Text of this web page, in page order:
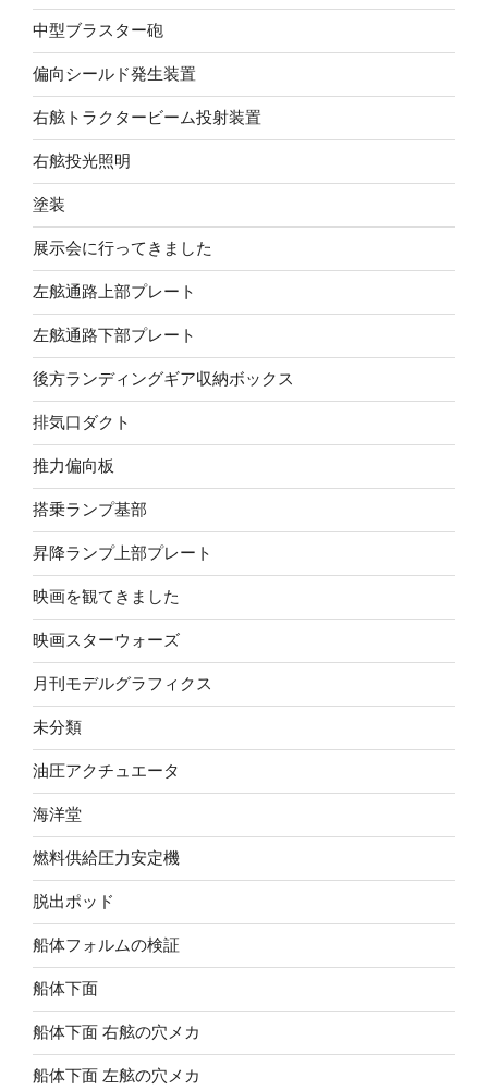
中型ブラスター砲
偏向シールド発生装置
右舷トラクタービーム投射装置
右舷投光照明
塗装
展示会に行ってきました
左舷通路上部プレート
左舷通路下部プレート
後方ランディングギア収納ボックス
排気口ダクト
推力偏向板
搭乗ランプ基部
昇降ランプ上部プレート
映画を観てきました
映画スターウォーズ
月刊モデルグラフィクス
未分類
油圧アクチュエータ
海洋堂
燃料供給圧力安定機
脱出ポッド
船体フォルムの検証
船体下面
船体下面 右舷の穴メカ
船体下面 左舷の穴メカ